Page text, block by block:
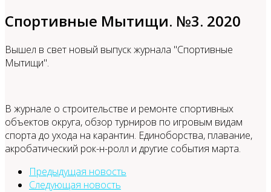
Спортивные Мытищи. №3. 2020
Вышел в свет новый выпуск журнала "Спортивные
Мытищи".
В журнале о строительстве и ремонте спортивных
объектов округа, обзор турниров по игровым видам
спорта до ухода на карантин. Единоборства, плавание,
акробатический рок-н-ролл и другие события марта.
Предыдущая новость
Следующая новость